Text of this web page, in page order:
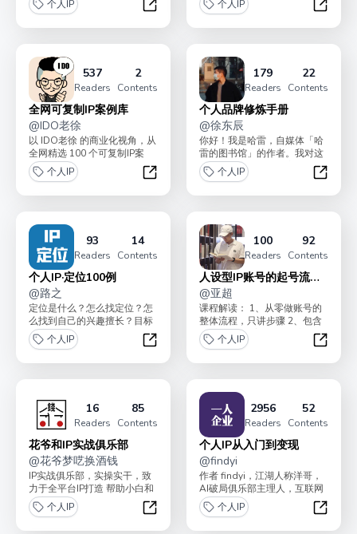
走遍中国。专...
个人IP
数字游民·个人 IP 变现
在纠结。或不确定是否...
个人IP
IP合
537
Readers
2
Contents
全网可复制IP案例库
@IDO老徐
以 IDO老徐 的商业化视角，从
全网精选 100 个可复制IP案
例，探索可复制路径 。不限
于：微信生...
个人IP
全网可复制IP案例库
179
Readers
22
Contents
个人品牌修炼手册
@徐东辰
你好！我是哈雷，自媒体「哈
雷的图书馆」的作者。我对这
个专栏的定位是：看完就会的
实操手册 + 迅速提升...
个人IP
个人
93
Readers
14
Contents
个人IP·定位100例
@路之
定位是什么？怎么找定位？怎
么找到自己的兴趣擅长？目标
用户是谁？应该定在哪个领
域？路之亲手在全网搜寻 ...
个人IP
个人IP·定位100例
100
Readers
92
Contents
人设型IP账号的起号流程
➕半小时咨询服务
@亚超
课程解读： 1、从零做账号的
整体流程，只讲步骤 2、包含
拍摄/剪辑/文案/对标/投流 3、
包含...
个人IP
人设
16
Readers
85
Contents
花爷和IP实战俱乐部
@花爷梦呓换酒钱
IP实战俱乐部，实操实干，致
力于全平台IP打造 帮助小白和
专家从0到1起号 为老板提供业
务增长咨...
个人IP
花爷和IP实战俱乐部
2956
Readers
52
Contents
个人IP从入门到变现
@findyi
作者 findyi，江湖人称洋哥，
AI破局俱乐部主理人，互联网
从业15年。公众号、知乎积累
读者50万...
个人IP
个人